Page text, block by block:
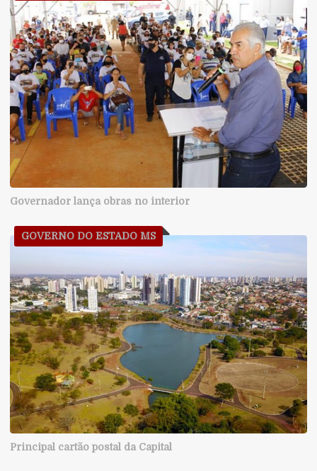
Governador lança obras no interior
GOVERNO DO ESTADO MS
Principal cartão postal da Capital